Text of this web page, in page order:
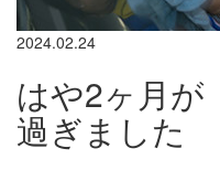
2024.02.24
はや2ヶ月が
過ぎました